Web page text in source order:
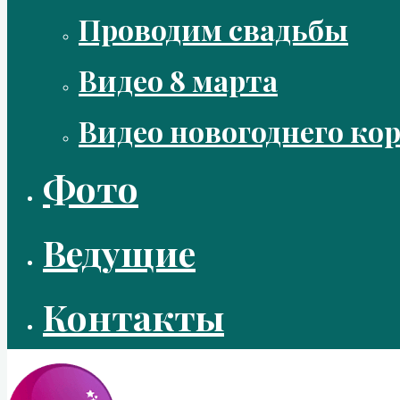
Проводим свадьбы
Видео 8 марта
Видео новогоднего
Фото
Ведущие
Контакты